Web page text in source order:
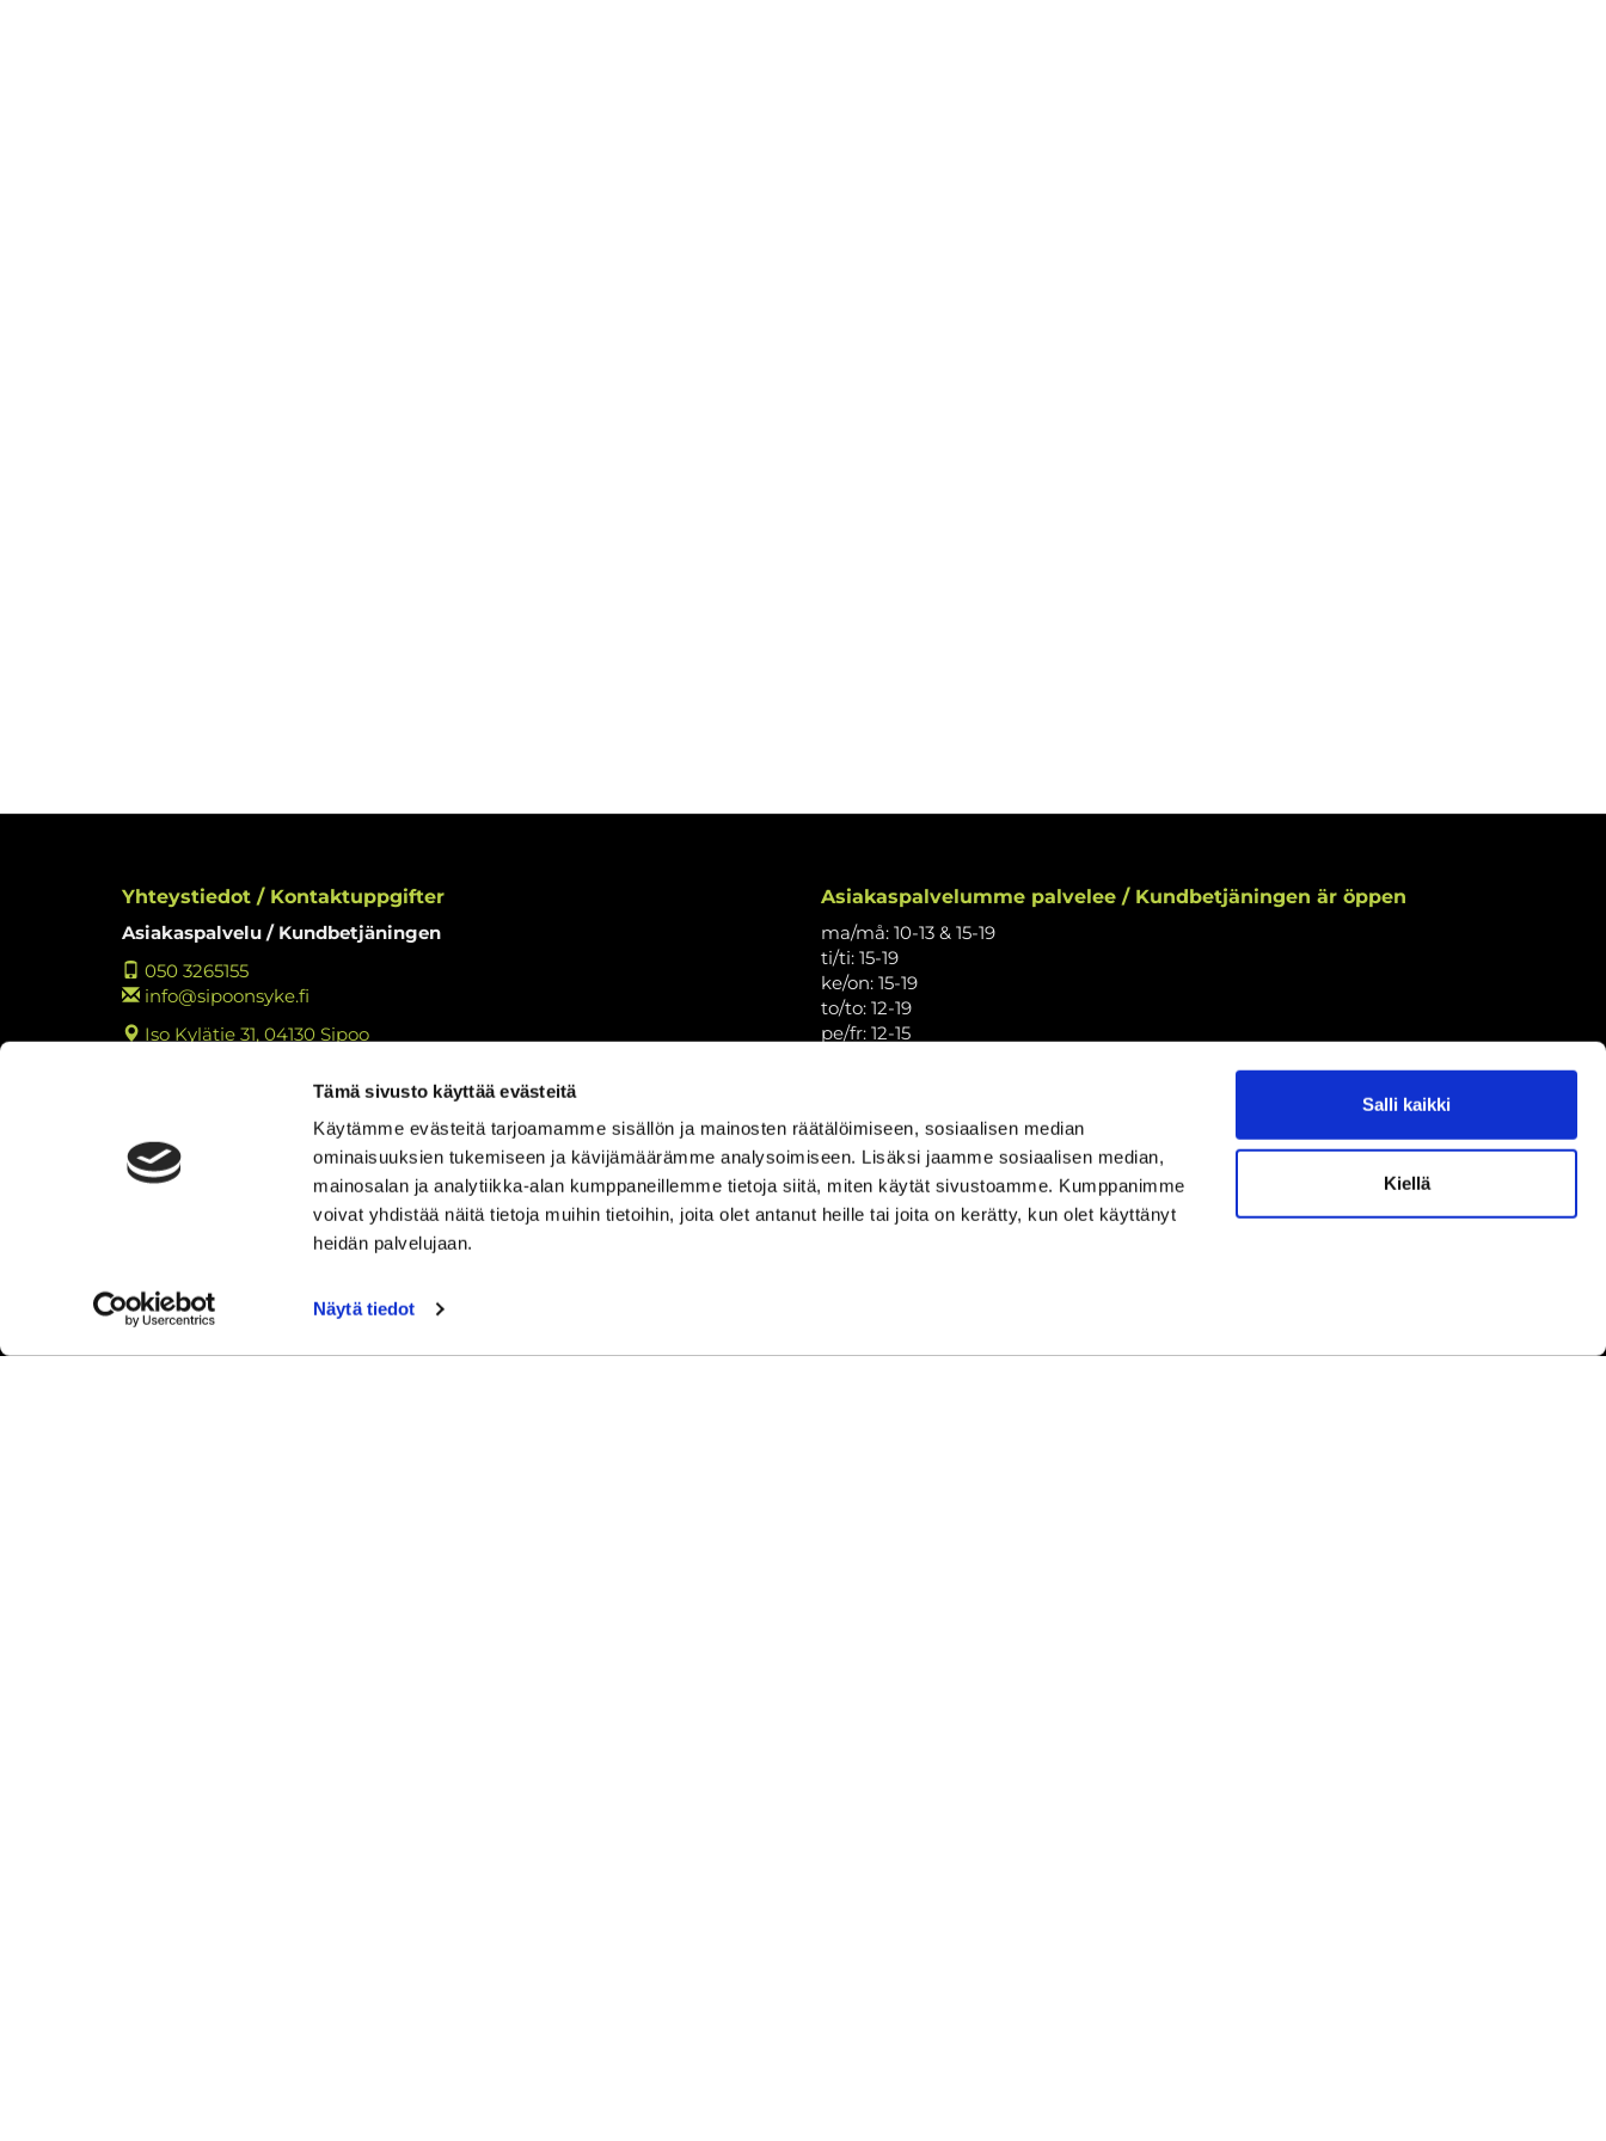
Tämä sivusto käyttää evästeitä
Käytämme evästeitä tarjoamamme sisällön ja mainosten räätälöimiseen, sosiaalisen median
ominaisuuksien tukemiseen ja kävijämäärämme analysoimiseen. Lisäksi jaamme sosiaalisen median,
mainosalan ja analytiikka-alan kumppaneillemme tietoja siitä, miten käytät sivustoamme. Kumppanimme
voivat yhdistää näitä tietoja muihin tietoihin, joita olet antanut heille tai joita on kerätty, kun olet käyttänyt
heidän palvelujaan.
Näytä tiedot
Salli kaikki
Kiellä
Yhteystiedot / Kontaktuppgifter
Asiakaspalvelu / Kundbetjäningen
050 3265155
info@sipoonsyke.fi
Iso Kylätie 31, 04130 Sipoo
Tulosta rekisteritietojen tarkastuslomake
Kokemuksia Sipoon Syke
Asiakaspalvelumme palvelee / Kundbetjäningen är öppen
ma/må: 10-13 & 15-19
ti/ti: 15-19
ke/on: 15-19
to/to: 12-19
pe/fr: 12-15
Puhelintiedusteluihin vastaamme asiakaspalvelun aukioloaikoina.
Vi svarar på telefonförfrågningar under kundbetjäningens öppettider.
Tarkistathan mahdolliset muutokset aukioloaikoihin
Vänligen kontrollera eventuella ändringar av öppettiderna